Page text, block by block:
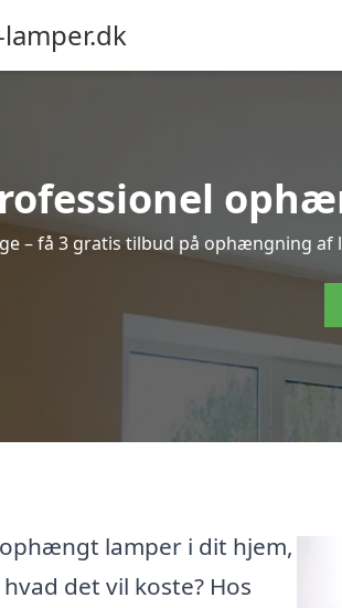
– få 3 gratis tilbud på ophængning
lamper i dit hjem,
det vil koste? Hos